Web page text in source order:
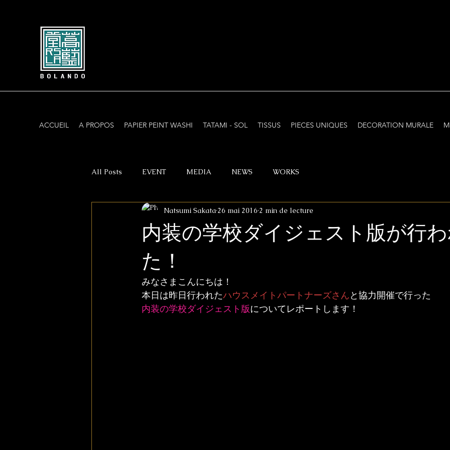
ACCUEIL A PROPOS PAPIER PEINT WASHI TATAMI - SOL TISSUS PIECES UNIQUES DECORATION MURALE
All Posts EVENT MEDIA NEWS WORKS
内装の学校ダイジェスト版が行
た！
Natsumi Sakata 26 mai 2016 2 min de lecture
みなさまこんにちは！
本日は昨日行われたハウスメイトパートナーズさんと協力開催で行った
内装の学校ダイジェスト版についてレポートします！